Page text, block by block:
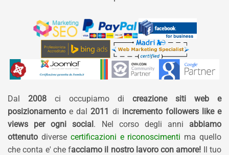
Dal 2008 ci occupiamo di creazione siti web e
posizionamento e dal 2011 di incremento followers like e
views per ogni social. Nel corso degli anni abbiamo
ottenuto diverse certificazioni e riconoscimenti ma quello
che conta e' che facciamo il nostro lavoro con amore! Il tuo